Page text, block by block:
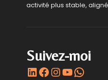
activité plus stable,
Suivez-moi
LinkedIn
Facebook
Instagram
YouTube